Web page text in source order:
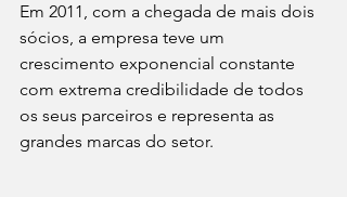
Em 2011, com a chegada de mais dois
sócios, a empresa teve um
crescimento exponencial constante
com extrema credibilidade de todos
os seus parceiros e representa as
grandes marcas do setor.